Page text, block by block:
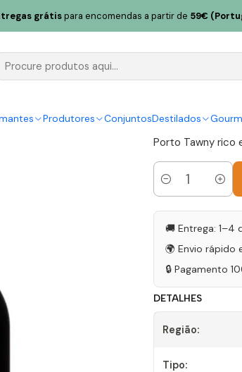
Produtores ConjuntosDestilados
grátispara encomendas a partir de 59€
Porto Reserva Tawny 75cl
|
Porto Tawny rico
Quantidade
🚚 Entrega: 1–4
🌍 Envio rápido
🔒 Pagamento
DETALHES
Região:
Tipo: